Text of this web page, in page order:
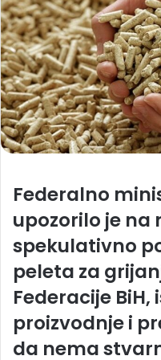
Federalno
upozorilo je na
spekulativno
peleta za
Federacije
proizvodnje i
da nema